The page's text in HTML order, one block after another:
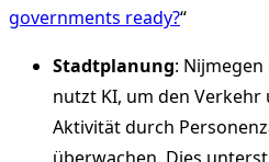
governments ready?“
Stadtplanung:
nutzt KI, um den
Aktivität durch